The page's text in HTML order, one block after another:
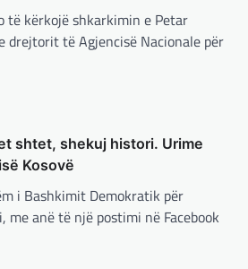
të kërkojë shkarkimin e Petar
drejtorit të Agjencisë Nacionale për
shtet, shekuj histori. Urime
Kosovë
i Bashkimit Demokratik për
me anë të një postimi në Facebook
e tij të trefishohen në
pasi Trump ndaloi ndihmën
u trefishuan në vlerë gjatë dy ditëve
mes shqetësimeve se qasja…
,LAJME,MË TË FUNDIT,OPINIONE,
,SPECIALE
ekspertët sugjerojnë
i DeepSeek AI është
lavdëruar
March 5, 2025
i aplikacionit DeepSeek është një
artificiale (AI). Përparimi i